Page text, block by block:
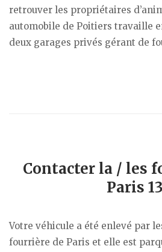
retrouver les propriétaires
automobile de Poitiers travaille
deux garages privés gérant de
Contacter la / les
Paris 13
Votre véhicule a été enlevé par
fourrière de Paris et elle est